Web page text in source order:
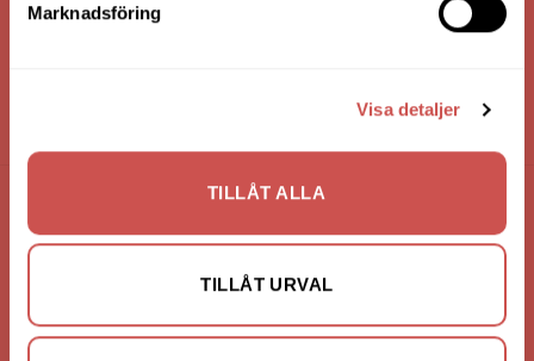
Marknadsföring
Visa detaljer
TILLÅT ALLA
TILLÅT URVAL
Nilssons Möbler i Lammhult
N. Fabriksgatan 2
363 44 Lammhult